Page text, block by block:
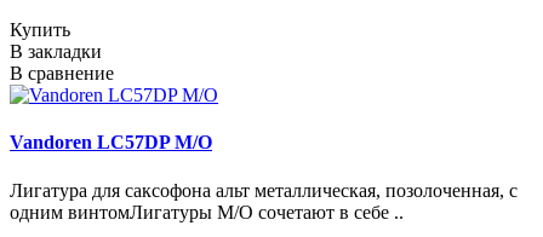
Купить
В закладки
В сравнение
Vandoren LC57DP M/O
Лигатура для саксофона альт металлическая, позолоченная, с
одним винтомЛигатуры M/O сочетают в себе ..